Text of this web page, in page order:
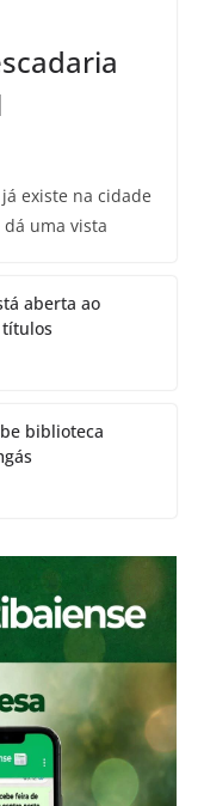
existe na cidade
uma vista
aberta ao
biblioteca